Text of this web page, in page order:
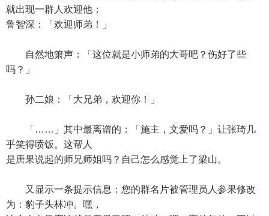
就出现一群人欢迎他：
鲁智深：「欢迎师弟！」
自然地箫声：「这位就是小师弟的大哥吧？伤好了些
吗？」
孙二娘：「大兄弟，欢迎你！」
「……」其中最离谱的：「施主，文爱吗？」让张琦几
乎笑得喷饭。这帮人
是唐果说起的师兄师姐吗？自己怎么感觉上了梁山。
又显示一条提示信息：您的群名片被管理员人参果修改
为：豹子头林冲。嘿，